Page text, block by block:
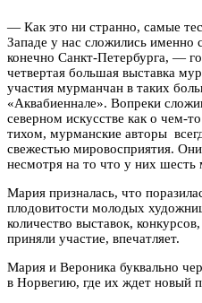
— Как это ни странно, самые
Западе у нас сложились именно
конечно Санкт-Петербурга, —
четвертая большая выставка
участия мурманчан в таких
«Аквабиеннале». Вопреки
северном искусстве как о чем-
тихом, мурманские авторы
свежестью мировосприятия.
несмотря на то что у них шесть
Мария призналась, что
плодовитости молодых
количество выставок,
приняли участие, впечатляет.
Мария и Вероника буквально
в Норвегию, где их ждет новый